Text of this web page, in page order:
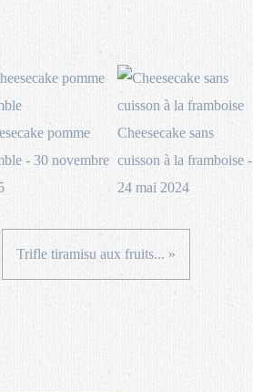
pomme
- 30 novembre
Cheesecake sans
cuisson à la framboise -
24 mai 2024
Trifle tiramisu aux fruits... »